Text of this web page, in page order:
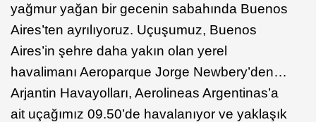
yağmur yağan bir gecenin sabahında Buenos
Aires’ten ayrılıyoruz. Uçuşumuz, Buenos
Aires’in şehre daha yakın olan yerel
havalimanı Aeroparque Jorge Newbery’den…
Arjantin Havayolları, Aerolineas Argentinas’a
ait uçağımız 09.50’de havalanıyor ve yaklaşık